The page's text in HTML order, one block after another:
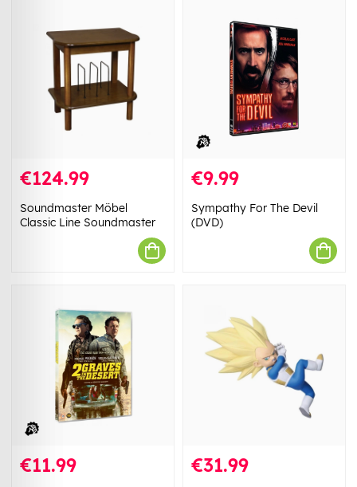
€124.99
Soundmaster Möbel
Classic Line Soundmaster
€9.99
Sympathy For The Devil
(DVD)
€11.99 €31.99